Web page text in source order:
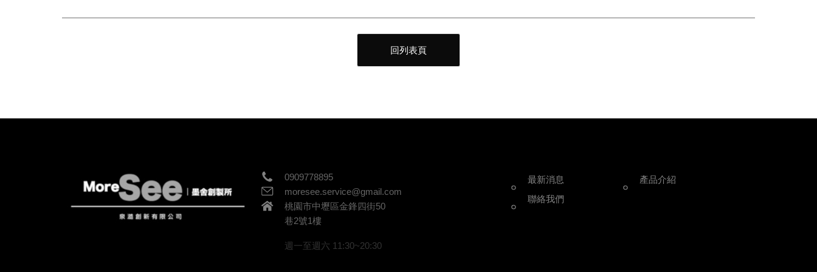
回列表頁
0909778895
moresee.service@gmail.com
桃園市中壢區金鋒四街50
巷2號1樓
週一至週六 11:30~20:30
最新消息
產品介紹
聯絡我們